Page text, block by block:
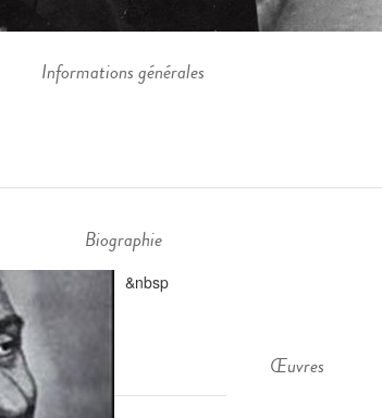
Informations générales
Biographie
&nbsp
Œuvres